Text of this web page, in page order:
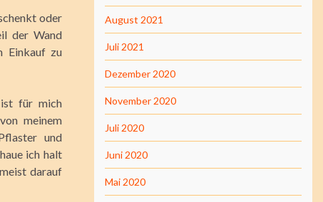
oder
der Wand
Einkauf zu
für mich
meinem
und
ich halt
darauf
August 2021
Juli 2021
Dezember 2020
November 2020
Juli 2020
Juni 2020
Mai 2020